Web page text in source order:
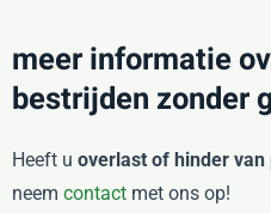
meer informatie
bestrijden zonder
Heeft u overlast of hinder van
neem contact met ons op!